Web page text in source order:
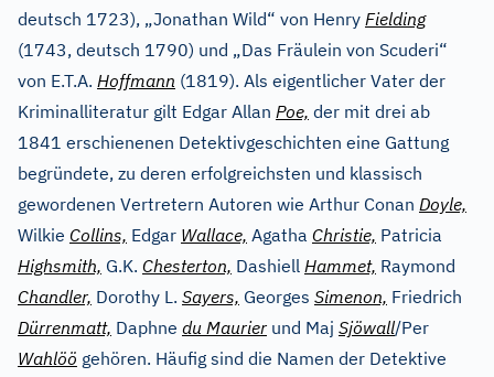
deutsch 1723), „Jonathan Wild“ von Henry Fielding
(1743, deutsch 1790) und „Das Fräulein von Scuderi“
von E.T.A. Hoffmann (1819). Als eigentlicher Vater der
Kriminalliteratur gilt Edgar Allan Poe, der mit drei ab
1841 erschienenen Detektivgeschichten eine Gattung
begründete, zu deren erfolgreichsten und klassisch
gewordenen Vertretern Autoren wie Arthur Conan Doyle,
Wilkie Collins, Edgar Wallace, Agatha Christie, Patricia
Highsmith, G.K. Chesterton, Dashiell Hammet, Raymond
Chandler, Dorothy L. Sayers, Georges Simenon, Friedrich
Dürrenmatt, Daphne du Maurier und Maj Sjöwall/Per
Wahlöö gehören. Häufig sind die Namen der Detektive